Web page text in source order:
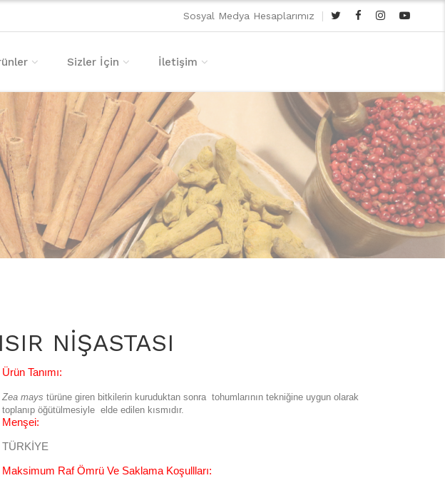
Sosyal Medya Hesaplarımız |
Sizler İçin İletişim
NİŞASTASI
Ürün Tanımı:
Zea mays türüne giren bitkilerin kuruduktan sonra tohumlarının tekniğine uygun olarak
toplanıp öğütülmesiyle elde edilen kısmıdır.
Menşei:
TÜRKİYE
Maksimum Raf Ömrü Ve Saklama Koşullları: